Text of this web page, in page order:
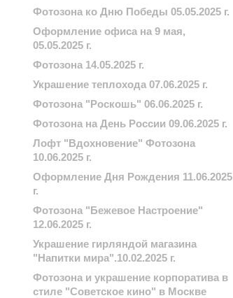
Фотозона ко Дню Победы 05.05.2025 г.
Оформление офиса на 9 мая,
05.05.2025 г.
Фотозона 14.05.2025 г.
Украшение теплохода 07.06.2025 г.
Фотозона "Роскошь" 06.06.2025 г.
Фотозона на День России 09.06.2025 г.
Лофт "Вдохновение" Фотозона
10.06.2025 г.
Оформление Дня Рождения 11.06.2025
г.
Фотозона "Бежевое Настроение"
12.06.2025 г.
Украшение гирляндой магазина
"Напитки мира".10.02.2025 г.
Фотозона и украшение корпоратива в
стиле "Советское кино" в Москве